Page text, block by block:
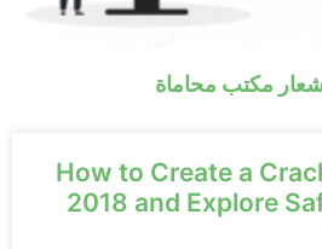
مكتب محاماة
How to Create a
2018 and Explore